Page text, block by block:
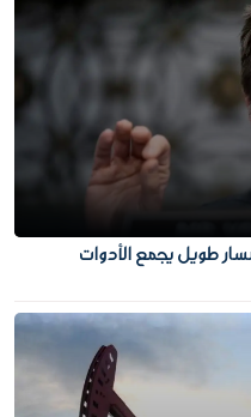
طويل يجمع الأدوات